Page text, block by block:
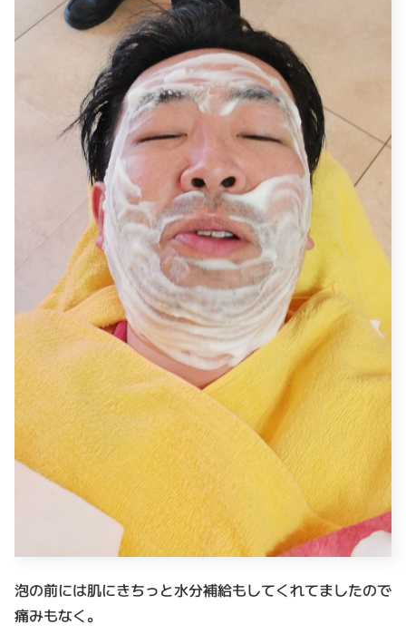
泡の前には肌にきちっと水分補給もしてくれてましたので
痛みもなく。